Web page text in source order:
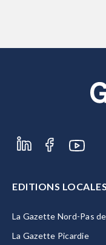
EDITIONS LOCALES
La Gazette Nord-Pas
La Gazette Picardie